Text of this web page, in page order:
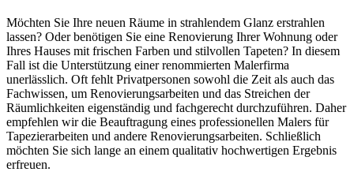
Möchten Sie Ihre neuen Räume in strahlendem Glanz erstrahlen
lassen? Oder benötigen Sie eine Renovierung Ihrer Wohnung oder
Ihres Hauses mit frischen Farben und stilvollen Tapeten? In diesem
Fall ist die Unterstützung einer renommierten Malerfirma
unerlässlich. Oft fehlt Privatpersonen sowohl die Zeit als auch das
Fachwissen, um Renovierungsarbeiten und das Streichen der
Räumlichkeiten eigenständig und fachgerecht durchzuführen. Daher
empfehlen wir die Beauftragung eines professionellen Malers für
Tapezierarbeiten und andere Renovierungsarbeiten. Schließlich
möchten Sie sich lange an einem qualitativ hochwertigen Ergebnis
erfreuen.